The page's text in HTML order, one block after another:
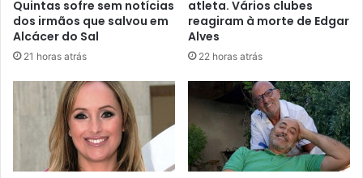
Quintas sofre sem notícias
dos irmãos que salvou em
Alcácer do Sal
21 horas atrás
atleta. Vários clubes
reagiram à morte de Edgar
Alves
22 horas atrás